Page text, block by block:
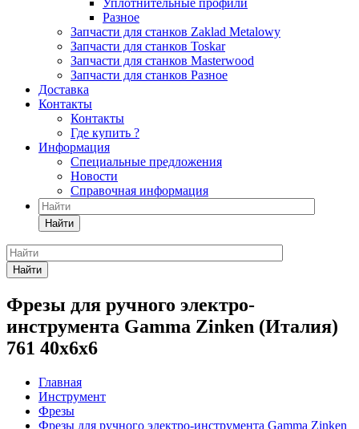
Уплотнительные профили
Разное
Запчасти для станков Zaklad Metalowy
Запчасти для станков Toskar
Запчасти для станков Masterwood
Запчасти для станков Разное
Доставка
Контакты
Контакты
Где купить ?
Информация
Специальные предложения
Новости
Справочная информация
Найти
Найти
Фрезы для ручного электро-
инструмента Gamma Zinken (Италия)
761 40x6x6
Главная
Инструмент
Фрезы
Фрезы для ручного электро-инструмента Gamma Zinken